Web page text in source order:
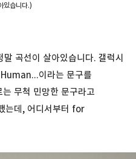
있습니다.)
곡선이 살아있습니다. 갤럭시
이라는 문구를
무척 민망한 문구라고
는데, 어디서부터 for